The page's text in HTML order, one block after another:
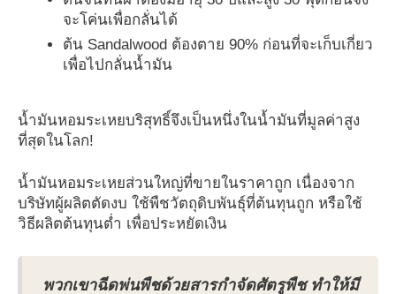
จะโค่นเพื่อกลั่นได้
ต้น Sandalwood ต้องตาย 90% ก่อนที่จะเก็บเกี่ยว
เพื่อไปกลั่นน้ำมัน
น้ำมันหอมระเหยบริสุทธิ์จึงเป็นหนึ่งในน้ำมันที่มูลค่าสูง
ที่สุดในโลก!
น้ำมันหอมระเหยส่วนใหญ่ที่ขายในราคาถูก เนื่องจาก
บริษัทผู้ผลิตตัดงบ ใช้พืชวัตถุดิบพันธุ์ที่ต้นทุนถูก หรือใช้
วิธีผลิตต้นทุนต่ำ เพื่อประหยัดเงิน
พวกเขาฉีดพ่นพืชด้วยสารกำจัดศัตรูพืช ทำให้มี